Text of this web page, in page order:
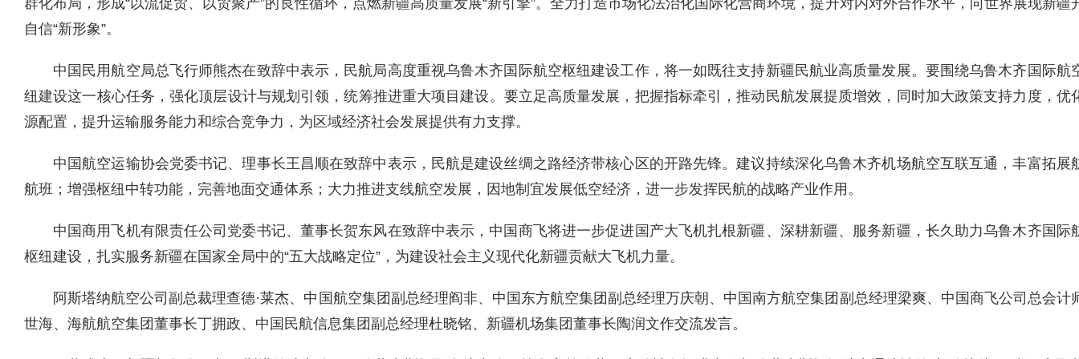
自信“新形象”。
中国民用航空局总飞行师熊杰在致辞中表示，民航局高度重视乌鲁木齐国际航空枢纽建设工作，将一如既往支持新疆民航业高质量发展。要围绕乌鲁木齐国际航
纽建设这一核心任务，强化顶层设计与规划引领，统筹推进重大项目建设。要立足高质量发展，把握指标牵引，推动民航发展提质增效，同时加大政策支持力度，优
源配置，提升运输服务能力和综合竞争力，为区域经济社会发展提供有力支撑。
中国航空运输协会党委书记、理事长王昌顺在致辞中表示，民航是建设丝绸之路经济带核心区的开路先锋。建议持续深化乌鲁木齐机场航空互联互通，丰富拓展
航班；增强枢纽中转功能，完善地面交通体系；大力推进支线航空发展，因地制宜发展低空经济，进一步发挥民航的战略产业作用。
中国商用飞机有限责任公司党委书记、董事长贺东风在致辞中表示，中国商飞将进一步促进国产大飞机扎根新疆、深耕新疆、服务新疆，长久助力乌鲁木齐国际
枢纽建设，扎实服务新疆在国家全局中的“五大战略定位”，为建设社会主义现代化新疆贡献大飞机力量。
阿斯塔纳航空公司副总裁理查德·莱杰、中国航空集团副总经理阎非、中国东方航空集团副总经理万庆朝、中国南方航空集团副总经理梁爽、中国商飞公司总会计
世海、海航航空集团董事长丁拥政、中国民航信息集团副总经理杜晓铭、新疆机场集团董事长陶润文作交流发言。